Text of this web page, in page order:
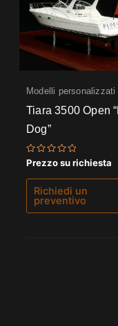
Modelli personalizzati
Tiara 3500 Open
Dog”
Valutato
0
su
Prezzo su richiesta
Richiedi un
preventivo